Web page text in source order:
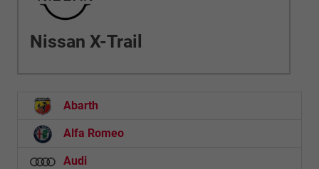
Nissan X-Trail
Abarth
Alfa Romeo
Audi